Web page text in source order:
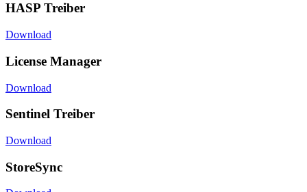
HASP Treiber
Download
License Manager
Download
Sentinel Treiber
Download
StoreSync